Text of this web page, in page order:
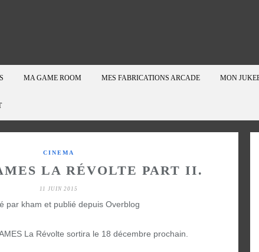
MA GAME ROOM MES FABRICATIONS ARCADE MON
CINEMA
LA RÉVOLTE PART II.
11 JUIN 2015
par kham et publié depuis Overblog
La Révolte sortira le 18 décembre prochain.